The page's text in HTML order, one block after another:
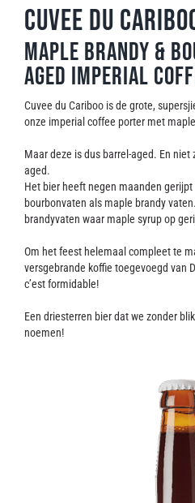
Van Moll Fest
Over Ons
Contact
Cuvee du
Maple brandy &
aged Imperial
Cuvee du Cariboo is de grote,
onze imperial coffee porter met
Maar deze is dus barrel-aged. En niet
aged.
Het bier heeft negen maanden gerijpt
bourbonvaten als maple brandy
brandyvaten waar maple syrup op
Om het feest helemaal compleet te
versgebrande koffie toegevoegd van
c’est formidable!
Een driesterren bier dat we zonder
noemen!